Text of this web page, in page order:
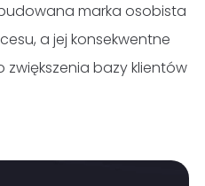
marka osobista
a jej konsekwentne
zwiększenia bazy klientów